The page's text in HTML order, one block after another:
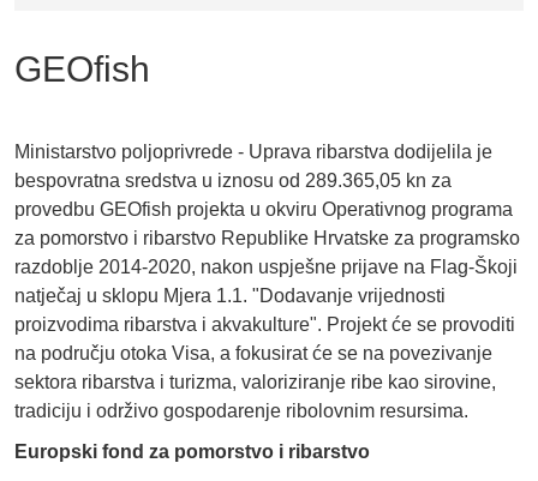
GEOfish
Ministarstvo poljoprivrede - Uprava ribarstva dodijelila je
bespovratna sredstva u iznosu od 289.365,05 kn za
provedbu GEOfish projekta u okviru Operativnog programa
za pomorstvo i ribarstvo Republike Hrvatske za programsko
razdoblje 2014-2020, nakon uspješne prijave na Flag-Škoji
natječaj u sklopu Mjera 1.1. "Dodavanje vrijednosti
proizvodima ribarstva i akvakulture". Projekt će se provoditi
na području otoka Visa, a fokusirat će se na povezivanje
sektora ribarstva i turizma, valoriziranje ribe kao sirovine,
tradiciju i održivo gospodarenje ribolovnim resursima.
Europski fond za pomorstvo i ribarstvo